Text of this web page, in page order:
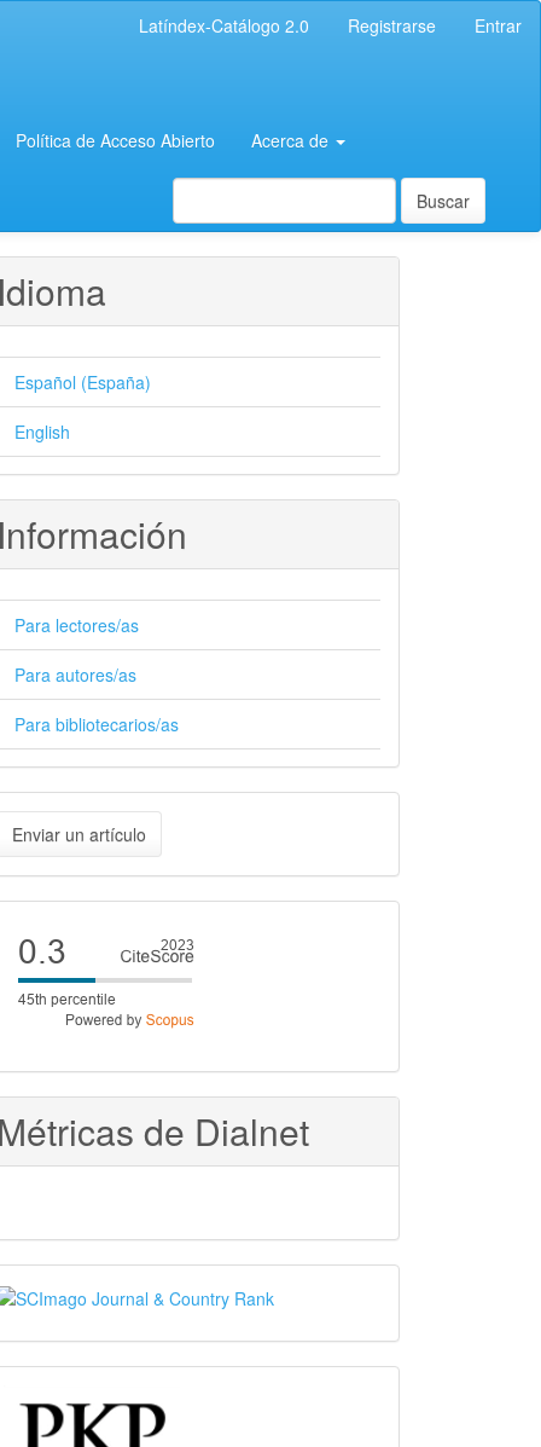
Latíndex-Catálogo 2.0 Registrarse Entrar
Política de Acceso Abierto Acerca de
Buscar
Español (España)
English
Para lectores/as
Para autores/as
Para bibliotecarios/as
Enviar un artículo
de Dialnet